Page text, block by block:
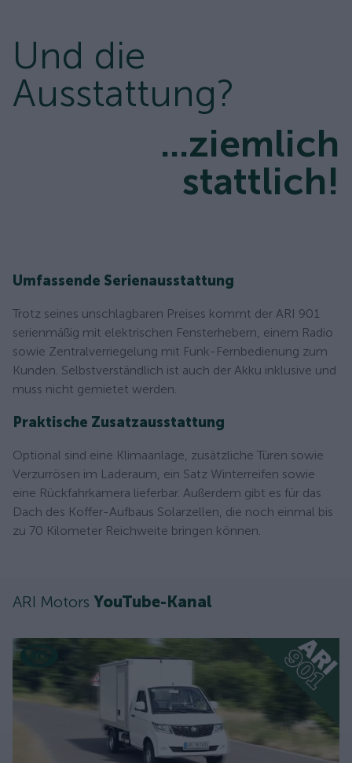
Und die
Ausstattung?
...ziemlich
stattlich!
Umfassende Serienausstattung
Trotz seines unschlagbaren Preises kommt der ARI 901
serienmäßig mit elektrischen Fensterhebern, einem Radio
sowie Zentralverriegelung mit Funk-Fernbedienung zum
Kunden. Selbstverständlich ist auch der Akku inklusive und
muss nicht gemietet werden.
Praktische Zusatzausstattung
Optional sind eine Klimaanlage, zusätzliche Türen sowie
Verzurrösen im Laderaum, ein Satz Winterreifen sowie
eine Rückfahrkamera lieferbar. Außerdem gibt es für das
Dach des Koffer-Aufbaus Solarzellen, die noch einmal bis
zu 70 Kilometer Reichweite bringen können.
ARI Motors YouTube-Kanal